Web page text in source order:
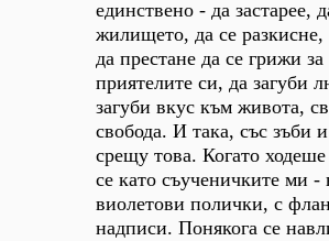
единствено - да застарее,
жилището, да се
да престане да се грижи
приятелите си, да загуби
загуби вкус към живота,
свобода. И така, със зъби
срещу това. Когато
се като съученичките ми
виолетови полички, с
надписи. Понякога се